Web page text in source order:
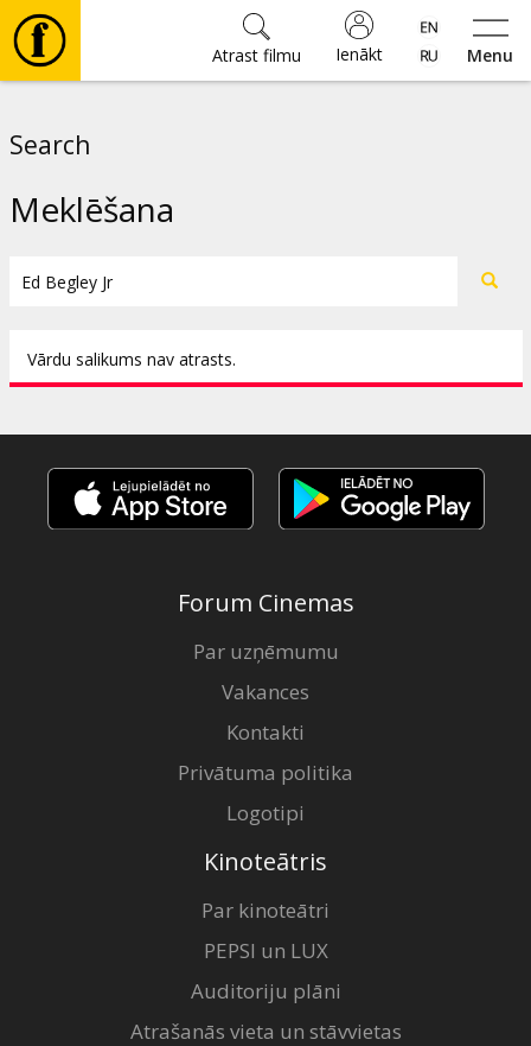
Menu
Ienākt
Atrast filmu
Pasākumi
Ziņas
Dāvanu
Search
Meklēšana
Vārdu salikums nav atrasts.
Forum Cinemas
Par uzņēmumu
Vakances
Kontakti
Privātuma politika
Logotipi
Kinoteātris
Par kinoteātri
PEPSI un LUX
Auditoriju plāni
Atrašanās vieta un stāvvietas